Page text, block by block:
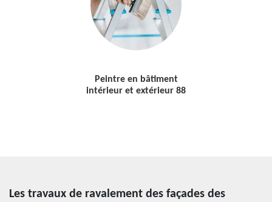
Peintre en bâtiment
intérieur et extérieur 88
Les travaux de ravalement des façades des